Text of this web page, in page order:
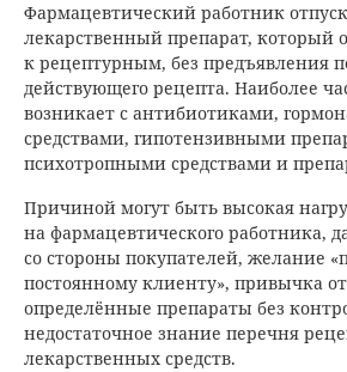
Фармацевтический работник
лекарственный препарат, который
к рецептурным, без предъявления
действующего рецепта. Наиболее
возникает с антибиотиками,
средствами, гипотензивными
психотропными средствами и
Причиной могут быть высокая
на фармацевтического работника,
со стороны покупателей, желание
постоянному клиенту», привычка
определённые препараты без
недостаточное знание перечня
лекарственных средств.